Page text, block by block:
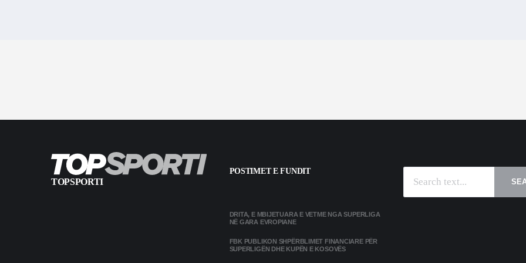
TOPSPORTI
POSTIMET E FUNDIT
DRITA, E MBIJETUARA E VETME NGA SUPERLIGA
NË GARA EVROPIANE
FBK PUBLIKON SHPËRBLIMET FINANCIARE PËR
SUPERLIGËN DHE KUPËN E KOSOVËS